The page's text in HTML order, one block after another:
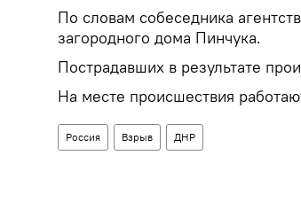
По словам собеседника
загородного дома Пинчука.
Пострадавших в результате
На месте происшествия
Россия Взрыв ДНР